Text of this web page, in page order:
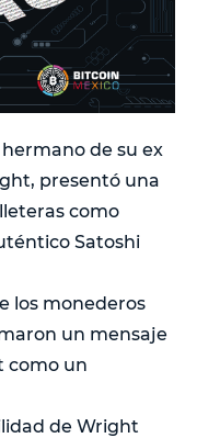
de su ex
presentó una
como
Satoshi
los monederos
un mensaje
como un
de Wright